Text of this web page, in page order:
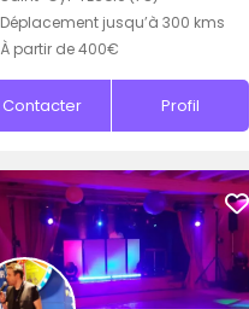
Déplacement jusqu’à 300 kms
À partir de 400€
Contacter Profil